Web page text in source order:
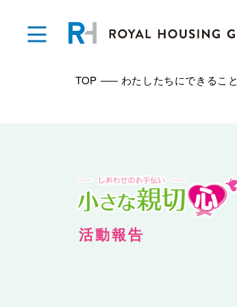
TOP わたしたちにできること
活動報告